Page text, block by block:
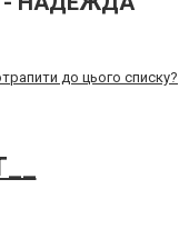
до цього списку?